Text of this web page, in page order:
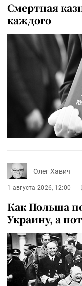
Смертная
каждого
Олег Хавич
1 августа 2026, 12:00
Как Польша
Украину, а